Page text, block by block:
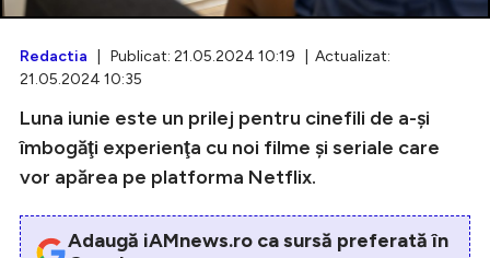
Creează cont
Redactia | Publicat: 21.05.2024 10:19 | Actualizat:
21.05.2024 10:35
Luna iunie este un prilej pentru cinefili de a-şi
îmbogăţi experienţa cu noi filme şi seriale care
vor apărea pe platforma Netflix.
Adaugă iAMnews.ro ca sursă preferată în